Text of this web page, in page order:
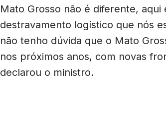
Mato Grosso não é diferente,
destravamento logístico que nós
não tenho dúvida que o Mato
nos próximos anos, com novas
declarou o ministro.